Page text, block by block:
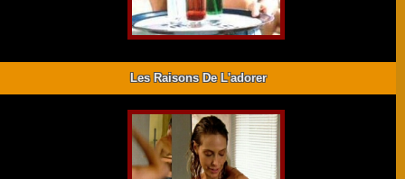
Les Raisons De L'adorer